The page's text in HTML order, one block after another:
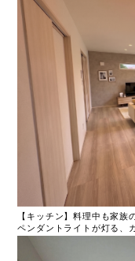
【キッチン】料理中も家
ペンダントライトが灯る、